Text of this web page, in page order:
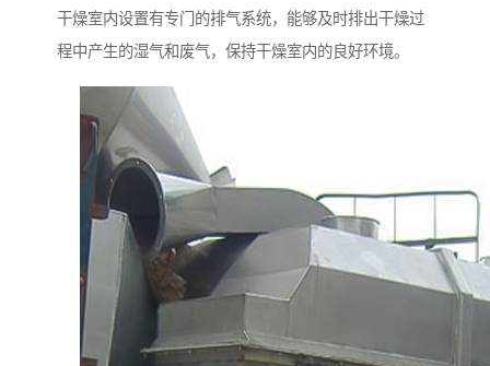
干燥室内设置有专门的排气系统，能够及时排出干燥过
程中产生的湿气和废气，保持干燥室内的良好环境。